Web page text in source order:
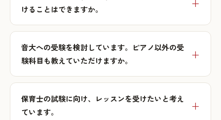
けることはできますか。
音大への受験を検討しています。ピアノ以外の受
験科目も教えていただけますか。
保育士の試験に向け、レッスンを受けたいと考え
ています。